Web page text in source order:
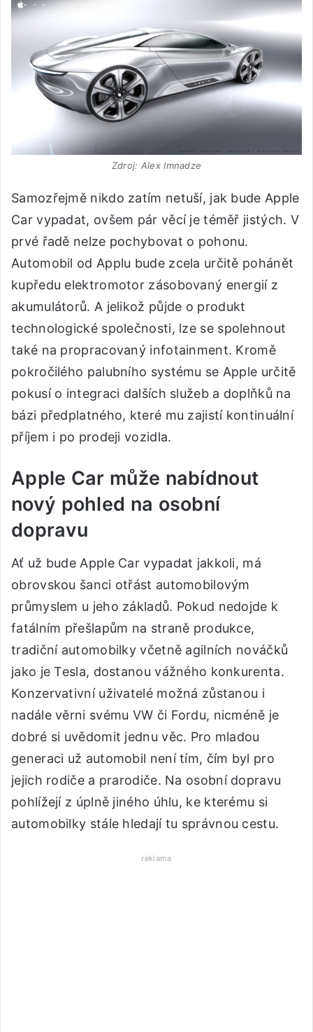
Zdroj: Alex Imnadze
Samozřejmě nikdo zatím netuší, jak bude Apple
Car vypadat, ovšem pár věcí je téměř jistých. V
prvé řadě nelze pochybovat o pohonu.
Automobil od Applu bude zcela určitě pohánět
kupředu elektromotor zásobovaný energií z
akumulátorů. A jelikož půjde o produkt
technologické společnosti, lze se spolehnout
také na propracovaný infotainment. Kromě
pokročilého palubního systému se Apple určitě
pokusí o integraci dalších služeb a doplňků na
bázi předplatného, které mu zajistí kontinuální
příjem i po prodeji vozidla.
Apple Car může nabídnout
nový pohled na osobní
dopravu
Ať už bude Apple Car vypadat jakkoli, má
obrovskou šanci otřást automobilovým
průmyslem u jeho základů. Pokud nedojde k
fatálním přešlapům na straně produkce,
tradiční automobilky včetně agilních nováčků
jako je Tesla, dostanou vážného konkurenta.
Konzervativní uživatelé možná zůstanou i
nadále věrni svému VW či Fordu, nicméně je
dobré si uvědomit jednu věc. Pro mladou
generaci už automobil není tím, čím byl pro
jejich rodiče a prarodiče. Na osobní dopravu
pohlížejí z úplně jiného úhlu, ke kterému si
automobilky stále hledají tu správnou cestu.
reklama